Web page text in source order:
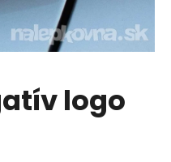
logo